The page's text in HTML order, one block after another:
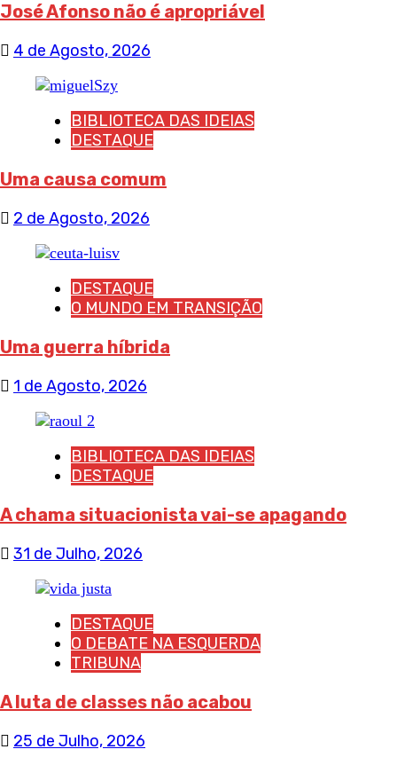
José Afonso não é apropriável
4 de Agosto, 2026
BIBLIOTECA DAS IDEIAS
DESTAQUE
Uma causa comum
2 de Agosto, 2026
DESTAQUE
O MUNDO EM TRANSIÇÃO
Uma guerra híbrida
1 de Agosto, 2026
BIBLIOTECA DAS IDEIAS
DESTAQUE
A chama situacionista vai-se apagando
31 de Julho, 2026
DESTAQUE
O DEBATE NA ESQUERDA
TRIBUNA
A luta de classes não acabou
25 de Julho, 2026